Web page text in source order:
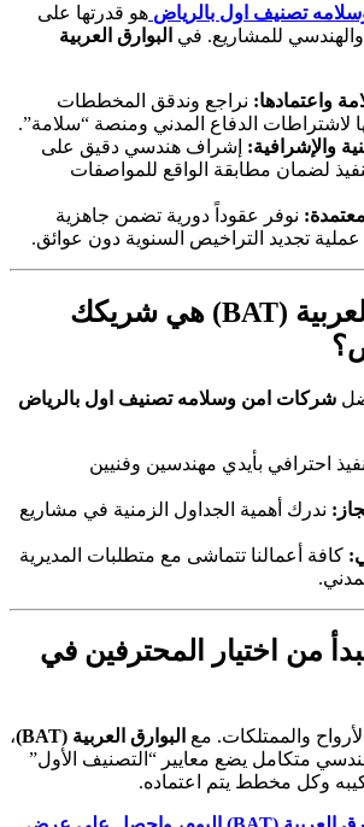
تصنيف اول بالرياض هو قدرتها على
والهندسي للمشاريع. في البوارق العربية
واعتمادها: نراجع وندقق المخططات
لاشتراطات الدفاع المدني ومنصة “سلامة”.
والإشرافية: إشراف هندسي دقيق على
لضمان مطابقة الواقع للمواصفات
نوفر عقوداً دورية تضمن جاهزية
تجديد التراخيص السنوية دون عوائق.
لماذا البوارق العربية (BAT) هي شريكك
شركات امن وسلامه تصنيف اول بالرياض
احترافي بأيدي مهندسين وفنيين
ندرك أهمية الجداول الزمنية في مشاريع
كافة أعمالنا تتماشى مع متطلبات المديرية
من اختيار المحترفين في
والممتلكات. مع البوارق العربية (BAT)
،
متكامل يضع معايير “التصنيف الأول”
وكل مخطط يتم اعتماده.